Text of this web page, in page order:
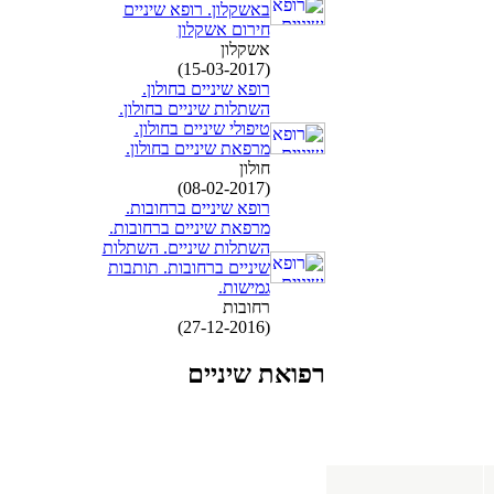
באשקלון. רופא שיניים
חירום אשקלון
אשקלון
(15-03-2017)
רופא שיניים בחולון.
השתלות שיניים בחולון.
טיפולי שיניים בחולון.
מרפאת שיניים בחולון.
חולון
(08-02-2017)
רופא שיניים ברחובות.
מרפאת שיניים ברחובות.
השתלות שיניים. השתלות
שיניים ברחובות. תותבות
גמישות.
רחובות
(27-12-2016)
רפואת שיניים